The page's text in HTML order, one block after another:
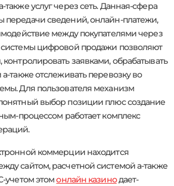
также услуг через сеть. Данная-сфера
передачи сведений, онлайн-платежи,
между покупателями через
цифровой продажи позволяют
заявками, обрабатывать
также отслеживать перевозку во
Для пользователя механизм
выбор позиции плюс создание
процессом работает комплекс
коммерции находится
сайтом, расчетной системой а-также
учетом этомонлайн казинодает-